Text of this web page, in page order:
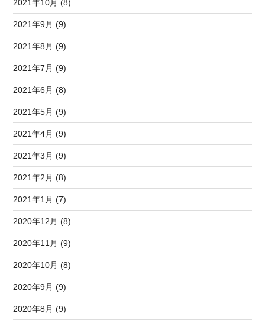
2021年10月 (8)
2021年9月 (9)
2021年8月 (9)
2021年7月 (9)
2021年6月 (8)
2021年5月 (9)
2021年4月 (9)
2021年3月 (9)
2021年2月 (8)
2021年1月 (7)
2020年12月 (8)
2020年11月 (9)
2020年10月 (8)
2020年9月 (9)
2020年8月 (9)